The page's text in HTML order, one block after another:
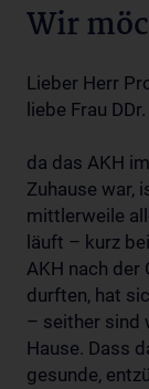
Wir
Lieber Herr
liebe Frau
da das AKH
Zuhause war,
mittlerweile
läuft – kurz
AKH nach der
durften, hat
– seither sind
Hause. Dass
gesunde,